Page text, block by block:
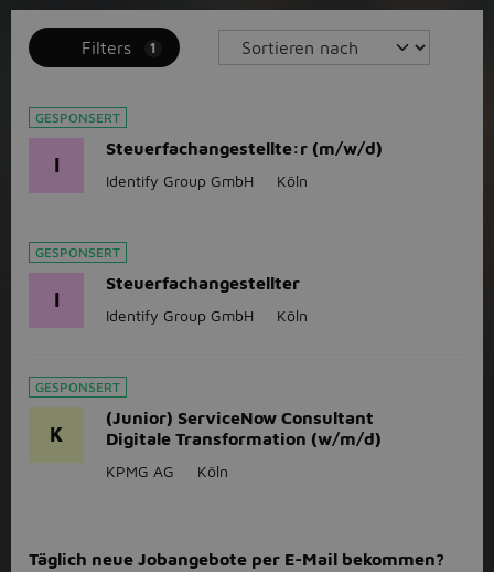
Filters 1
GESPONSERT
I
Steuerfachangestellte:r (m/w/d)
Identify Group GmbH Köln
GESPONSERT
I
Steuerfachangestellter
Identify Group GmbH Köln
GESPONSERT
K
(Junior) ServiceNow Consultant
Digitale Transformation (w/m/d)
KPMG AG Köln
Täglich neue Jobangebote per E-Mail bekommen?